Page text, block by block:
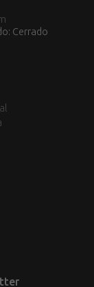
Cerrado